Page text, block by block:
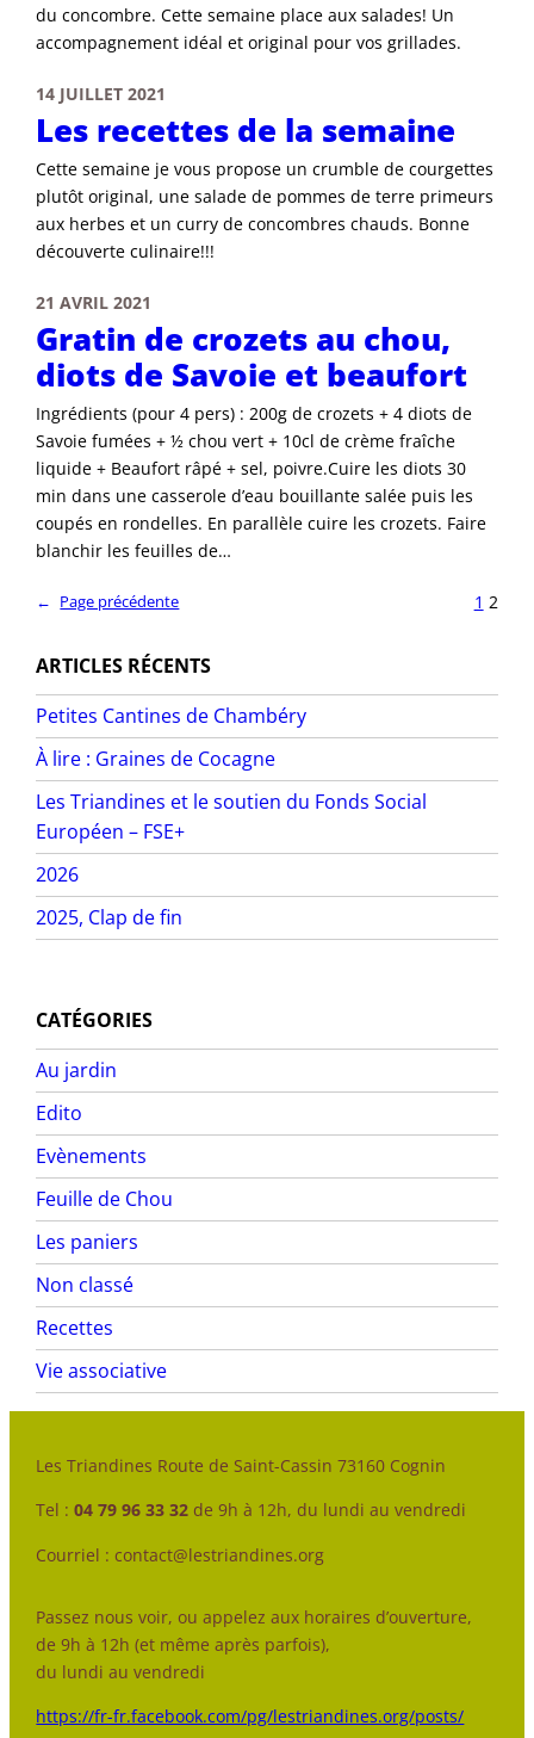
du concombre. Cette semaine place aux salades! Un
accompagnement idéal et original pour vos grillades.
14 JUILLET 2021
Les recettes de la semaine
Cette semaine je vous propose un crumble de courgettes
plutôt original, une salade de pommes de terre primeurs
aux herbes et un curry de concombres chauds. Bonne
découverte culinaire!!!
21 AVRIL 2021
Gratin de crozets au chou,
diots de Savoie et beaufort
Ingrédients (pour 4 pers) : 200g de crozets + 4 diots de
Savoie fumées + ½ chou vert + 10cl de crème fraîche
liquide + Beaufort râpé + sel, poivre.Cuire les diots 30
min dans une casserole d’eau bouillante salée puis les
coupés en rondelles. En parallèle cuire les crozets. Faire
blanchir les feuilles de…
← Page précédente 1 2
ARTICLES RÉCENTS
Petites Cantines de Chambéry
À lire : Graines de Cocagne
Les Triandines et le soutien du Fonds Social
Européen – FSE+
2026
2025, Clap de fin
CATÉGORIES
Au jardin
Edito
Evènements
Feuille de Chou
Les paniers
Non classé
Recettes
Vie associative
Les Triandines Route de Saint-Cassin 73160 Cognin
Tel :04 79 96 33 32 de 9h à 12h, du lundi au vendredi
Courriel : contact@lestriandines.org
Passez nous voir, ou appelez aux horaires d’ouverture,
de 9h à 12h (et même après parfois),
du lundi au vendredi
https://fr-fr.facebook.com/pg/lestriandines.org/posts/